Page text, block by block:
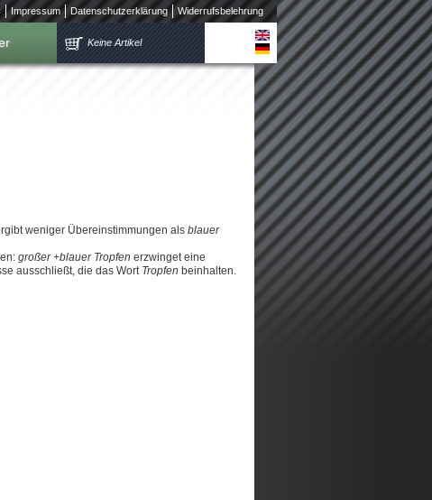
Impressum Datenschutzerklärung Widerrufsbelehrung
Keine Artikel
weniger Übereinstimmungen als blauer
großer +blauer Tropfen erzwinget eine
ausschließt, die das Wort Tropfen beinhalten.